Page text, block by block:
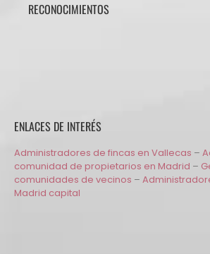
RECONOCIMIENTOS
ENLACES DE INTERÉS
Administradores de fincas en Vallecas –
comunidad de propietarios en Madrid –
comunidades de vecinos –
Madrid capital